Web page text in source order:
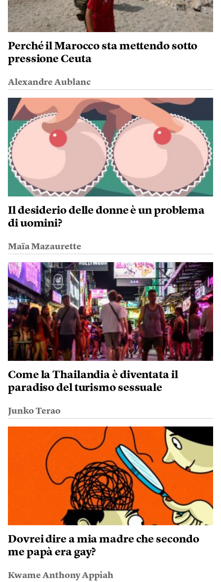
Perché il Marocco sta mettendo sotto
pressione Ceuta
Alexandre Aublanc
Il desiderio delle donne è un problema
di uomini?
Maïa Mazaurette
Come la Thailandia è diventata il
paradiso del turismo sessuale
Junko Terao
Dovrei dire a mia madre che secondo
me papà era gay?
Kwame Anthony Appiah